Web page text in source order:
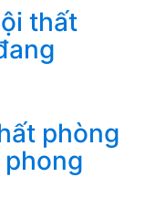
thất
phòng